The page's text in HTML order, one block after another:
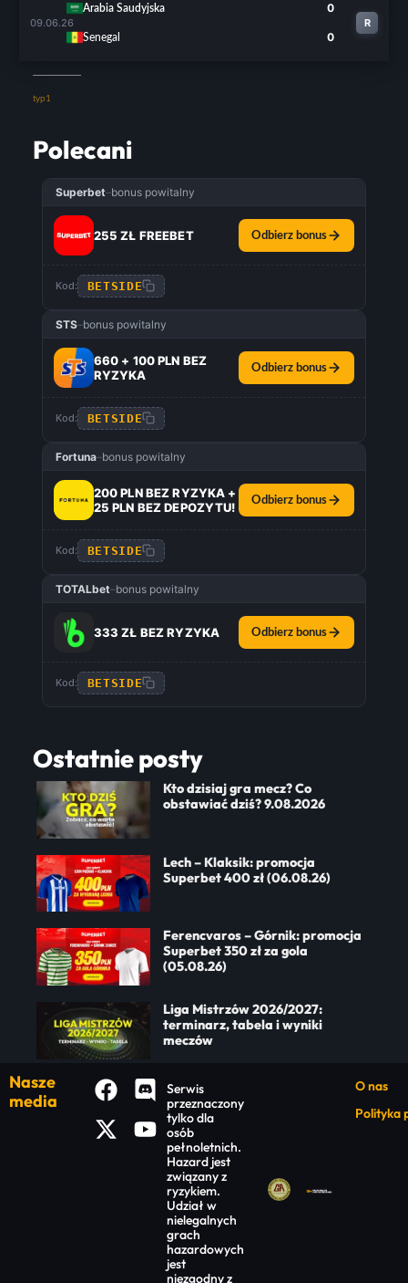
09.06.26
Arabia Saudyjska
Senegal
0
0
R
typ1
Polecani
Superbet–bonus powitalny
255 ZŁ FREEBET Odbierz bonus
Kod: BETSIDE
STS–bonus powitalny
660 + 100 PLN BEZ
RYZYKA
Odbierz bonus
Kod: BETSIDE
Fortuna–bonus powitalny
200 PLN BEZ RYZYKA +
25 PLN BEZ DEPOZYTU!
Odbierz bonus
Kod: BETSIDE
TOTALbet–bonus powitalny
333 ZŁ BEZ RYZYKA Odbierz bonus
Kod: BETSIDE
Ostatnie posty
Kto dzisiaj gra mecz? Co
obstawiać dziś? 9.08.2026
Lech – Klaksik: promocja
Superbet 400 zł (06.08.26)
Ferencvaros – Górnik: promocja
Superbet 350 zł za gola
(05.08.26)
Liga Mistrzów 2026/2027:
terminarz, tabela i wyniki
meczów
Nasze
media
Serwis
przeznaczony
tylko dla
osób
pełnoletnich.
Hazard jest
związany z
ryzykiem.
Udział w
nielegalnych
grach
hazardowych
jest
niezgodny z
O nas
Polityka